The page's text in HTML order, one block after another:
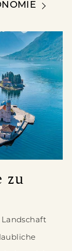
zu